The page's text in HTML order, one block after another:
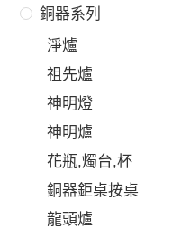
銅器系列
淨爐
祖先爐
神明燈
神明爐
花瓶,燭台,杯
銅器鉅桌按桌
龍頭爐